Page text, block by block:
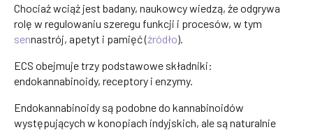
Chociaż wciąż jest badany, naukowcy wiedzą, że odgrywa
rolę w regulowaniu szeregu funkcji i procesów, w tym
sennastrój, apetyt i pamięć (źródło).
ECS obejmuje trzy podstawowe składniki:
endokannabinoidy, receptory i enzymy.
Endokannabinoidy są podobne do kannabinoidów
występujących w konopiach indyjskich, ale są naturalnie